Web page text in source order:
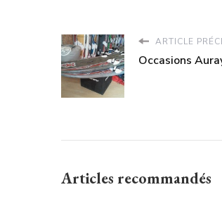
ARTICLE
Occasions
Articles recommandés